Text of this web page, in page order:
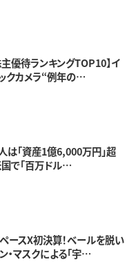
主優待ランキングTOP10】イ
クカメラ“例年の…
は「資産1億6,000万円」超
国で「百万ドル…
ペースX初決算！ベールを脱い
・マスクによる「宇…